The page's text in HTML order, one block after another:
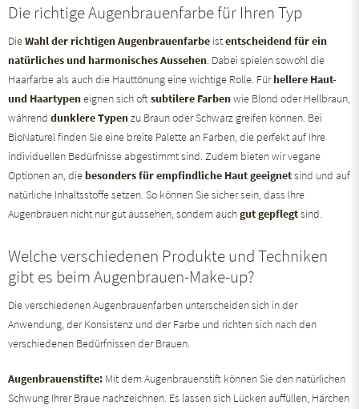
Die richtige Augenbrauenfarbe für Ihren Typ
DieWahl der richtigen Augenbrauenfarbe istentscheidend für ein
natürliches und harmonisches Aussehen. Dabei spielen sowohl die
Haarfarbe als auch die Hauttönung eine wichtige Rolle. Fürhellere Haut-
und Haartypeneignen sich oftsubtilere Farbenwie Blond oder Hellbraun,
während dunklere Typenzu Braun oder Schwarz greifen können. Bei
BioNaturel finden Sie eine breite Palette an Farben, die perfekt auf Ihre
individuellen Bedürfnisse abgestimmt sind. Zudem bieten wir vegane
Optionen an, die besonders für empfindliche Haut geeignetsind und auf
natürliche Inhaltsstoffe setzen. So können Sie sicher sein, dass Ihre
Augenbrauen nicht nur gut aussehen, sondern auchgut gepflegtsind.
Welche verschiedenen Produkte und Techniken
gibt es beim Augenbrauen-Make-up?
Die verschiedenen Augenbrauenfarben unterscheiden sich in der
Anwendung, der Konsistenz und der Farbe und richten sich nach den
verschiedenen Bedürfnissen der Brauen.
Augenbrauenstifte: Mit dem Augenbrauenstift können Sie den natürlichen
Schwung Ihrer Braue nachzeichnen. Es lassen sich Lücken auffüllen, Härchen